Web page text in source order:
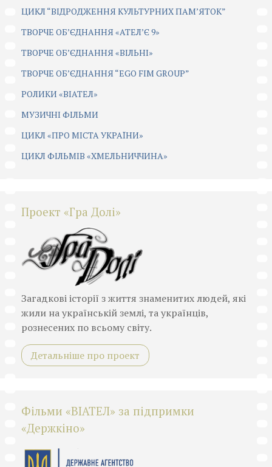
ЦИКЛ “ВІДРОДЖЕННЯ КУЛЬТУРНИХ ПАМ’ЯТОК”
ТВОРЧЕ ОБ’ЄДНАННЯ «АТЕЛ’Є 9»
ТВОРЧЕ ОБ’ЄДНАННЯ «ВІЛЬНІ»
ТВОРЧЕ ОБ’ЄДНАННЯ “EGO FIM GROUP”
РОЛИКИ «ВІАТЕЛ»
МУЗИЧНІ ФІЛЬМИ
ЦИКЛ «ПРО МІСТА УКРАЇНИ»
ЦИКЛ ФІЛЬМІВ «ХМЕЛЬНИЧЧИНА»
Проект «Гра Долі»
Загадкові історії з життя знаменитих людей, які
жили на українській землі, та українців,
рознесених по всьому світу.
Детальніше про проект
Фільми «ВІАТЕЛ» за підпримки
«Держкіно»